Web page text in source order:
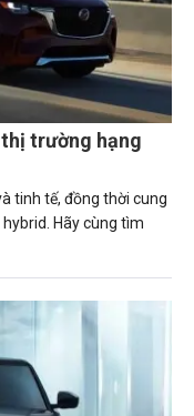
trường hạng
tinh tế, đồng thời cung
Hãy cùng tìm